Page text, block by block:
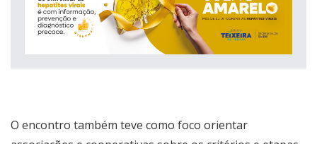
O encontro também teve como foco orientar